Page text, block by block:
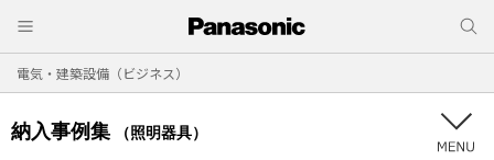
電気・建築設備（ビジネス）
納入事例集 （照明器具）